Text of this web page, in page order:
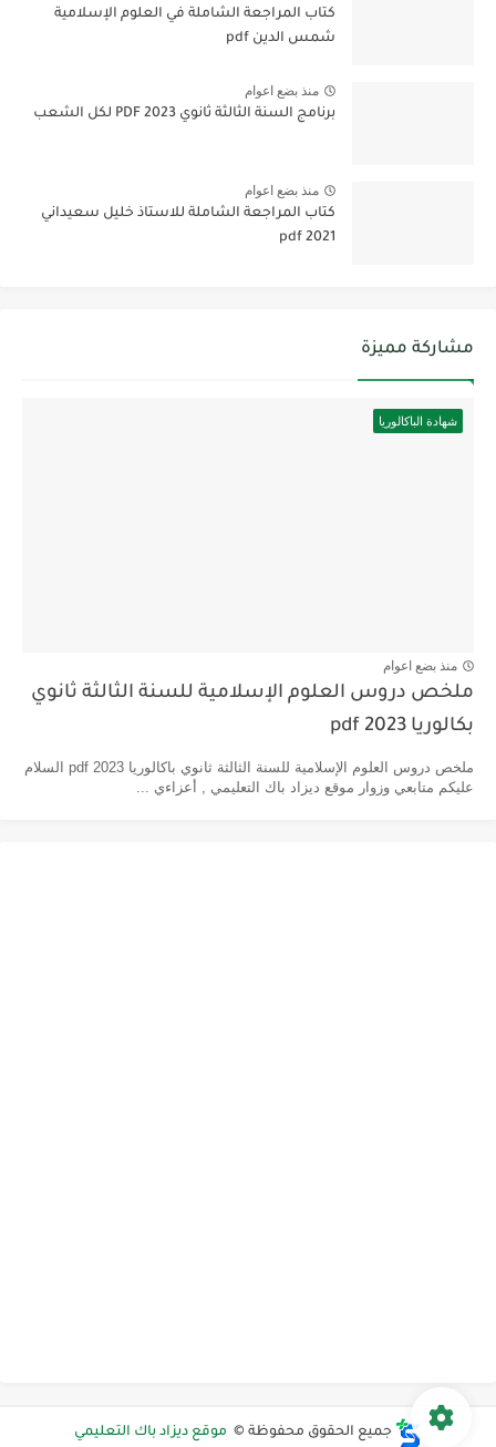
كتاب المراجعة الشاملة في العلوم الإسلامية
شمس الدين pdf
منذ بضع اعوام
برنامج السنة الثالثة ثانوي 2023 PDF لكل الشعب
منذ بضع اعوام
كتاب المراجعة الشاملة للاستاذ خليل سعيداني
2021 pdf
مشاركة مميزة
شهادة الباكالوريا
منذ بضع اعوام
ملخص دروس العلوم الإسلامية للسنة الثالثة ثانوي
بكالوريا pdf 2023
ملخص دروس العلوم الإسلامية للسنة الثالثة ثانوي باكالوريا pdf 2023 السلام
عليكم متابعي وزوار موقع ديزاد باك التعليمي , أعزاءي ...
جميع الحقوق محفوظة © موقع ديزاد باك التعليمي